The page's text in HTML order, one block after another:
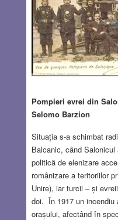
Pompieri evrei din
Selomo Barzion
Situația s-a schimbat
Balcanic, când
politică de elenizare
românizare a teritoriilor
Unire), iar turcii – și
doi. În 1917 un incendiu
orașului, afectând în